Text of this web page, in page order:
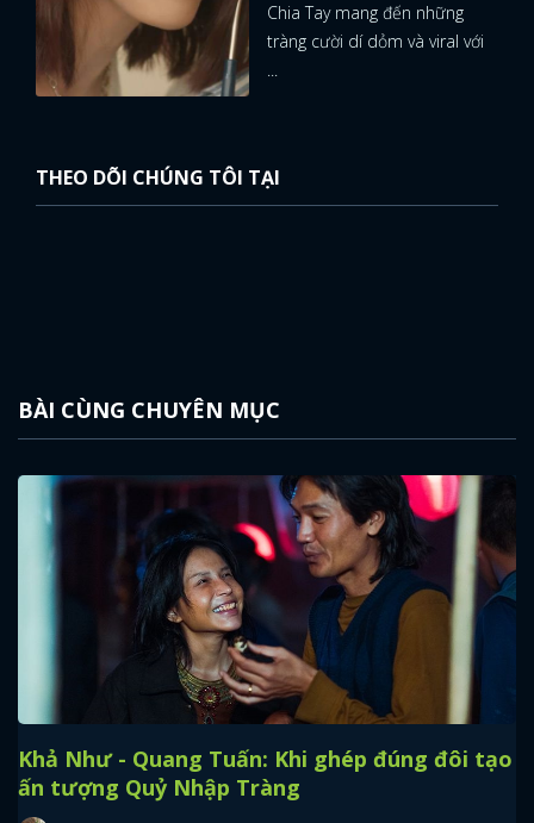
Chia Tay mang đến những
tràng cười dí dỏm và viral với
...
THEO DÕI CHÚNG TÔI TẠI
BÀI CÙNG CHUYÊN MỤC
Khả Như - Quang Tuấn: Khi ghép đúng đôi tạo
ấn tượng Quỷ Nhập Tràng